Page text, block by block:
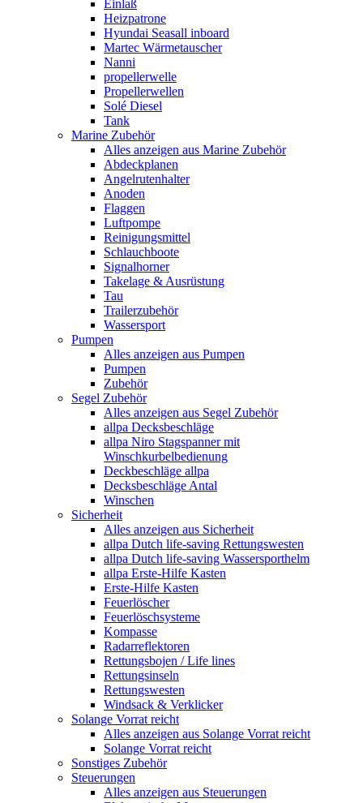
Einlaß
Heizpatrone
Hyundai Seasall inboard
Martec Wärmetauscher
Nanni
propellerwelle
Propellerwellen
Solé Diesel
Tank
Marine Zubehör
Alles anzeigen aus Marine Zubehör
Abdeckplanen
Angelrutenhalter
Anoden
Flaggen
Luftpompe
Reinigungsmittel
Schlauchboote
Signalhorner
Takelage & Ausrüstung
Tau
Trailerzubehör
Wassersport
Pumpen
Alles anzeigen aus Pumpen
Pumpen
Zubehör
Segel Zubehör
Alles anzeigen aus Segel Zubehör
allpa Decksbeschläge
allpa Niro Stagspanner mit
Winschkurbelbedienung
Deckbeschläge allpa
Decksbeschläge Antal
Winschen
Sicherheit
Alles anzeigen aus Sicherheit
allpa Dutch life-saving Rettungswesten
allpa Dutch life-saving Wassersporthelm
allpa Erste-Hilfe Kasten
Erste-Hilfe Kasten
Feuerlöscher
Feuerlöschsysteme
Kompasse
Radarreflektoren
Rettungsbojen / Life lines
Rettungsinseln
Rettungswesten
Windsack & Verklicker
Solange Vorrat reicht
Alles anzeigen aus Solange Vorrat reicht
Solange Vorrat reicht
Sonstiges Zubehör
Steuerungen
Alles anzeigen aus Steuerungen